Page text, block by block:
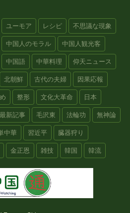
ユーモア レシピ 不思議な現象
中国人のモラル 中国人観光客
中国語 中華料理 仰天ニュース
北朝鮮 古代の夫婦 因果応報
整形 文化大革命 日本
最新記事 毛沢東 法輪功 無神論
中華 習近平 臓器狩り
金正恩 雑技 韓国 韓流